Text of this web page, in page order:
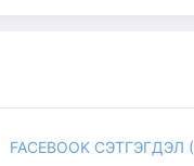
FACEBOOK СЭТГЭГДЭЛ (